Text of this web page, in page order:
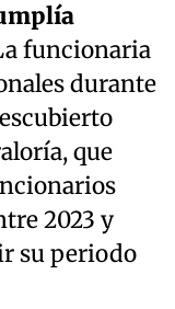
funcionaria
durante
que
2023 y
su periodo